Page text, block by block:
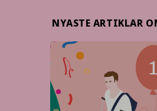
NYASTE ARTIKLAR